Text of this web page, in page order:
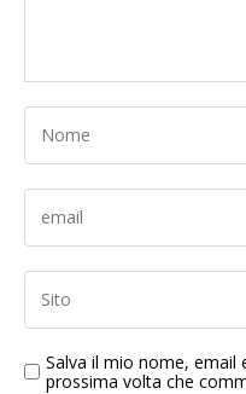
Salva il mio nome, email
prossima volta che